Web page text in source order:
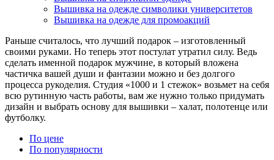
Вышивка на одежде символики университетов
Вышивка на одежде для промоакций
Раньше считалось, что лучший подарок – изготовленный
своими руками. Но теперь этот постулат утратил силу. Ведь
сделать именной подарок мужчине, в который вложена
частичка вашей души и фантазии можно и без долгого
процесса рукоделия. Студия «1000 и 1 стежок» возьмет на себя
всю рутинную часть работы, вам же нужно только придумать
дизайн и выбрать основу для вышивки – халат, полотенце или
футболку.
По цене
По популярности